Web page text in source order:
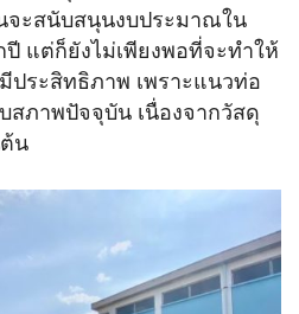
จะสนับสนุนงบประมาณใน
แต่ก็ยังไม่เพียงพอที่จะทำให้
ประสิทธิภาพ เพราะแนวท่อ
สภาพปัจจุบัน เนื่องจากวัสดุ
น